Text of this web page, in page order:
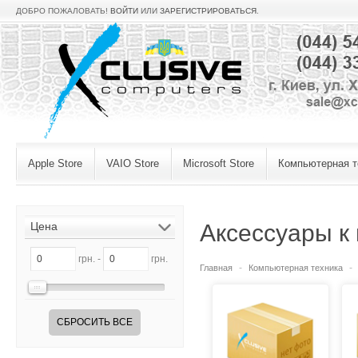
ДОБРО ПОЖАЛОВАТЬ! ВОЙТИ ИЛИ ЗАРЕГИСТРИРОВАТЬСЯ
Apple Store VAIO Store Microsoft Store Компьютерная
Цена
грн. - грн.
СБРОСИТЬ ВСЕ
Аксессуары к
Главная Компьютерная техника